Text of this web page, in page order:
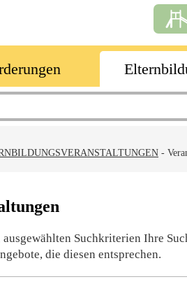
-
Suchkriterien Ihre
die diesen entsprechen.